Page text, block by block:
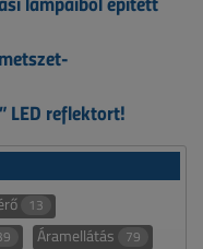
LED reflektort!
13
Áramellátás 79